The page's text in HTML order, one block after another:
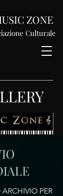
ZONE
Culturale
PER